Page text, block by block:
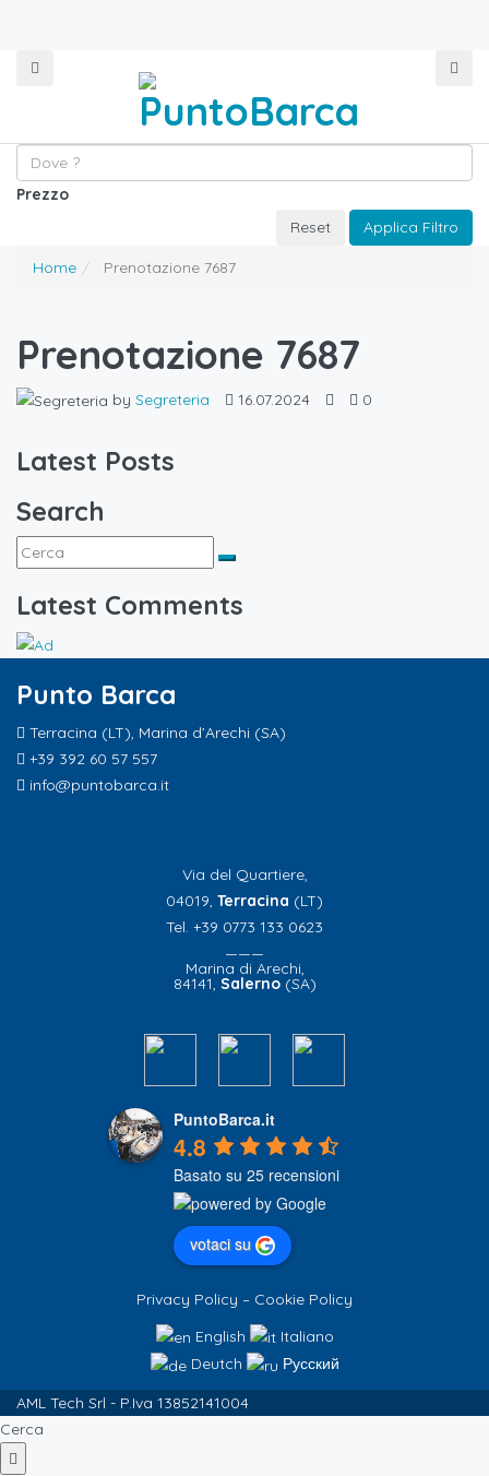
Prezzo
Reset
Applica Filtro
Home Prenotazione 7687
Prenotazione 7687
by Segreteria 16.07.2024 0
Latest Posts
Search
Latest Comments
Punto Barca
Terracina (LT), Marina d’Arechi (SA)
+39 392 60 57 557
info@puntobarca.it
Via del Quartiere,
04019, Terracina (LT)
Tel. +39 0773 133 0623
———
Marina di Arechi,
84141, Salerno(SA)
PuntoBarca.it
4.8
Basato su 25 recensioni
votaci su
Privacy Policy – Cookie Policy
English
Italiano
Deutch
Русский
AML Tech Srl - P.Iva 13852141004
Cerca